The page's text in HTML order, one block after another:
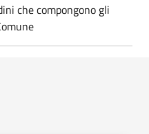
che compongono gli